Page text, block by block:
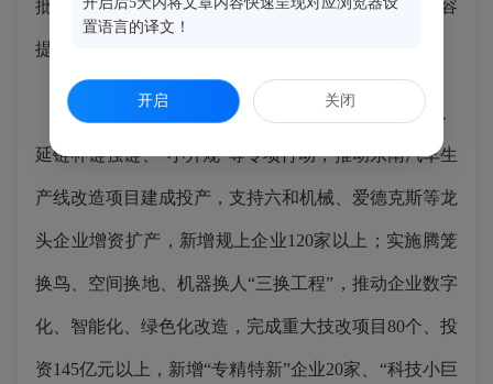
批生物医药、新能源等新兴产业园。支持园区企业增容
提质，提升土地使用效率。
推进产业升级。 坚持工业强县，深化“龙头带动”、
延链补链强链、“小升规”等专项行动，推动东南汽车生
产线改造项目建成投产，支持六和机械、爱德克斯等龙
头企业增资扩产，新增规上企业120家以上；实施腾笼
换鸟、空间换地、机器换人“三换工程”，推动企业数字
化、智能化、绿色化改造，完成重大技改项目80个、投
资145亿元以上，新增“专精特新”企业20家、“科技小巨
置语言的译文！
开启 关闭